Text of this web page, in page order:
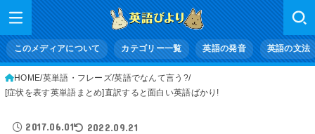
このメディアについて カテゴリー一覧 英語の発音 英語の文法
HOME 英単語・フレーズ 英語でなんて言う?
[症状を表す英単語まとめ]直訳すると面白い英語ばかり!
2017.06.01 2022.09.21